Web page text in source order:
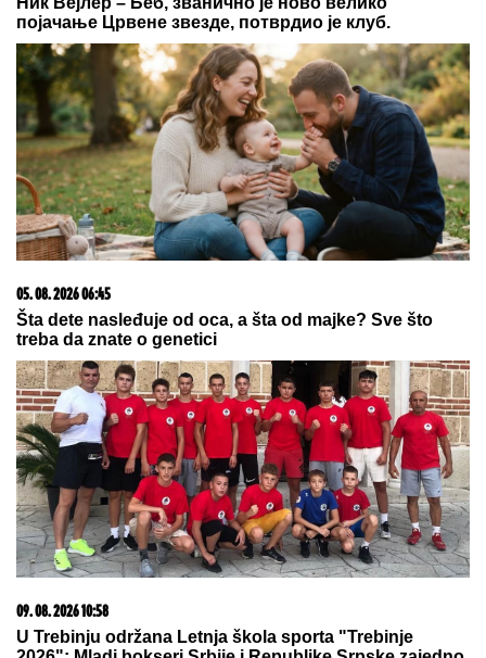
09. 08. 2026 06:26
Da li deca nasleđuju otpornost na stres? Evo šta kaže
nauka
06. 08. 2026 07:08
Evo u kojim banjama važi vaučer od 10.000 dinara -
kompletan spisak destinacija u Srbiji